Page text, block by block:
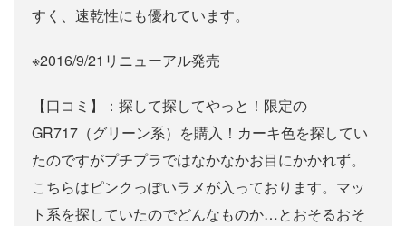
すく、速乾性にも優れています。
※2016/9/21リニューアル発売
【口コミ】：探して探してやっと！限定の
GR717（グリーン系）を購入！カーキ色を探してい
たのですがプチプラではなかなかお目にかかれず。
こちらはピンクっぽいラメが入っております。マッ
ト系を探していたのでどんなものか…とおそるおそ